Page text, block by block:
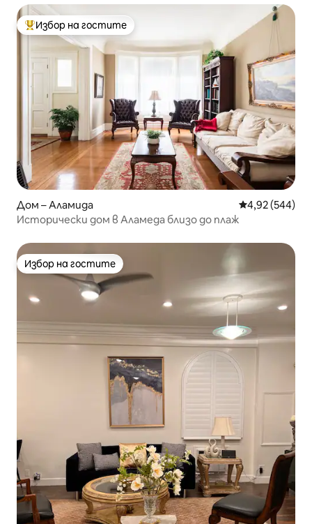
Най-популярен избор на гостите
Избор на гостите
Дом – Аламида Средна
4,92 (544)
Исторически дом в Аламеда близо до плаж
Избор на гостите
Избор на гостите